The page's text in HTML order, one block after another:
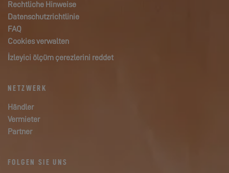
Rechtliche Hinweise
Datenschutzrichtlinie
FAQ
Cookies verwalten
İzleyici ölçüm çerezlerini reddet
NETZWERK
Händler
Vermieter
Partner
FOLGEN SIE UNS